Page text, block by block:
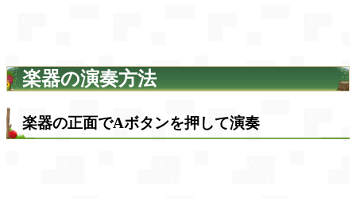
楽器の演奏方法
楽器の正面でAボタンを押して演奏